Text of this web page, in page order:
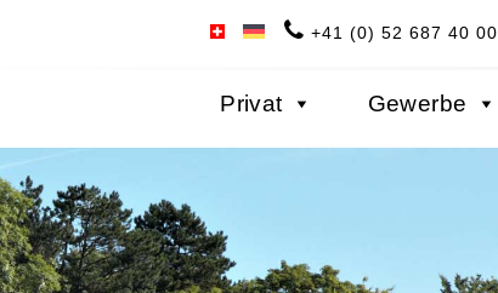
+41 (0) 52 687 40 00
Privat Gewerbe